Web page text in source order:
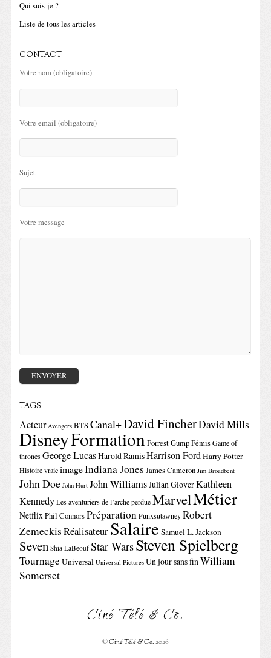
Qui suis-je ?
Liste de tous les articles
CONTACT
Votre nom (obligatoire)
Votre email (obligatoire)
Sujet
Votre message
TAGS
Acteur Avengers BTSCanal+David FincherDavid Mills
DisneyFormationForrest GumpFémis Game of
thrones George LucasHarold RamisHarrison FordHarry Potter
Histoire vraie imageIndiana Jones James Cameron Jim Broadbent
John Doe John Hurt John WilliamsJulian GloverKathleen
Kennedy Les aventuriers de l’arche perdue MarvelMétier
NetflixPhil ConnorsPréparation Punxsutawney Robert
ZemeckisRéalisateurSalaire Samuel L. Jackson
Seven Shia LaBeouf Star WarsSteven Spielberg
TournageUniversal Universal Pictures Un jour sans finWilliam
Somerset
Ciné Télé & Co.
©Ciné Télé & Co.2026